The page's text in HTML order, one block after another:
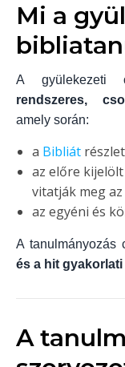
Mi a
A gyülekezeti
rendszeres,
amely során:
a Bibliát
az előre
vitatják meg
az egyéni és
A tanulmányozás
és a hit
A